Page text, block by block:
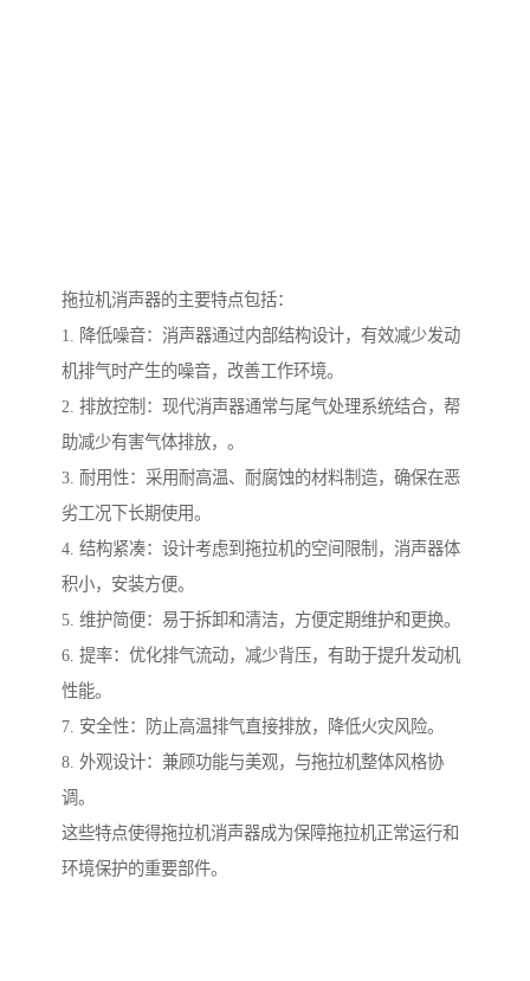
拖拉机消声器的主要特点包括：
1. 降低噪音：消声器通过内部结构设计，有效减少发动
机排气时产生的噪音，改善工作环境。
2. 排放控制：现代消声器通常与尾气处理系统结合，帮
助减少有害气体排放，。
3. 耐用性：采用耐高温、耐腐蚀的材料制造，确保在恶
劣工况下长期使用。
4. 结构紧凑：设计考虑到拖拉机的空间限制，消声器体
积小，安装方便。
5. 维护简便：易于拆卸和清洁，方便定期维护和更换。
6. 提率：优化排气流动，减少背压，有助于提升发动机
性能。
7. 安全性：防止高温排气直接排放，降低火灾风险。
8. 外观设计：兼顾功能与美观，与拖拉机整体风格协
调。
这些特点使得拖拉机消声器成为保障拖拉机正常运行和
环境保护的重要部件。